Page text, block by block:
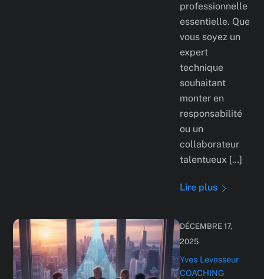
professionnelle
essentielle. Que
vous soyez un
expert
technique
souhaitant
monter en
responsabilité
ou un
collaborateur
talentueux […]
Lire plus
DÉCEMBRE 17,
2025
Yves Levasseur
COACHING